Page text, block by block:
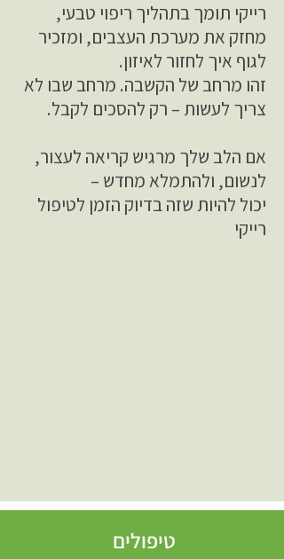
רייקי תומך בתהליך ריפוי טבעי,
מחזק את מערכת העצבים, ומזכיר
לגוף איך לחזור לאיזון.
זהו מרחב של הקשבה. מרחב שבו לא
צריך לעשות – רק להסכים לקבל.
אם הלב שלך מרגיש קריאה לעצור,
לנשום, ולהתמלא מחדש –
יכול להיות שזה בדיוק הזמן לטיפול
רייקי
טיפולים